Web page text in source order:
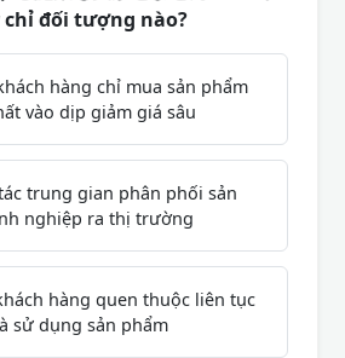
chỉ đối tượng nào?
hàng chỉ mua sản phẩm
vào dịp giảm giá sâu
trung gian phân phối sản
nghiệp ra thị trường
hàng quen thuộc liên tục
sử dụng sản phẩm